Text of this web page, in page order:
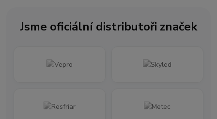
Jsme oficiální distributoři značek